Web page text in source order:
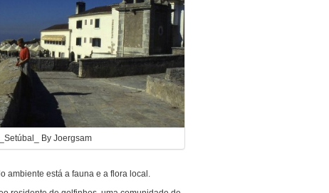
By Joergsam
ambiente está a fauna e a flora local.